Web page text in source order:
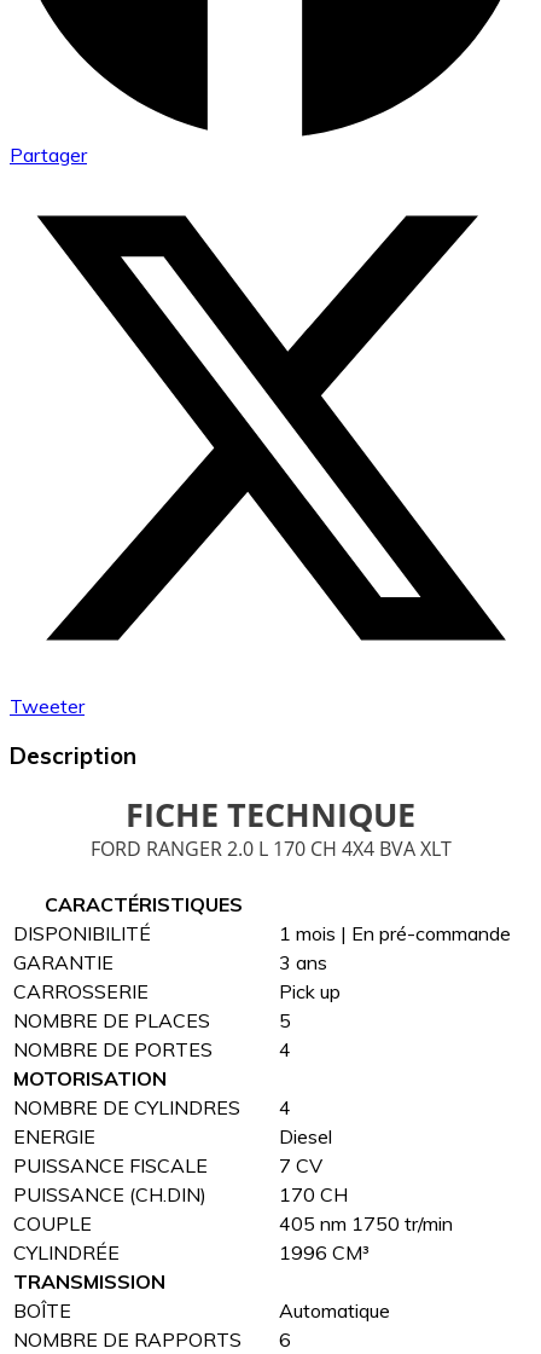
Partager
Tweeter
Description
FICHE TECHNIQUE
FORD RANGER 2.0 L 170 CH 4X4 BVA XLT
CARACTÉRISTIQUES
DISPONIBILITÉ
1 mois | En pré-commande
GARANTIE
3 ans
CARROSSERIE
Pick up
NOMBRE DE PLACES
5
NOMBRE DE PORTES
4
MOTORISATION
NOMBRE DE CYLINDRES
4
ENERGIE
Diesel
PUISSANCE FISCALE
7 CV
PUISSANCE (CH.DIN)
170 CH
COUPLE
405 nm 1750 tr/min
CYLINDRÉE
1996 CM³
TRANSMISSION
BOÎTE
Automatique
NOMBRE DE RAPPORTS
6